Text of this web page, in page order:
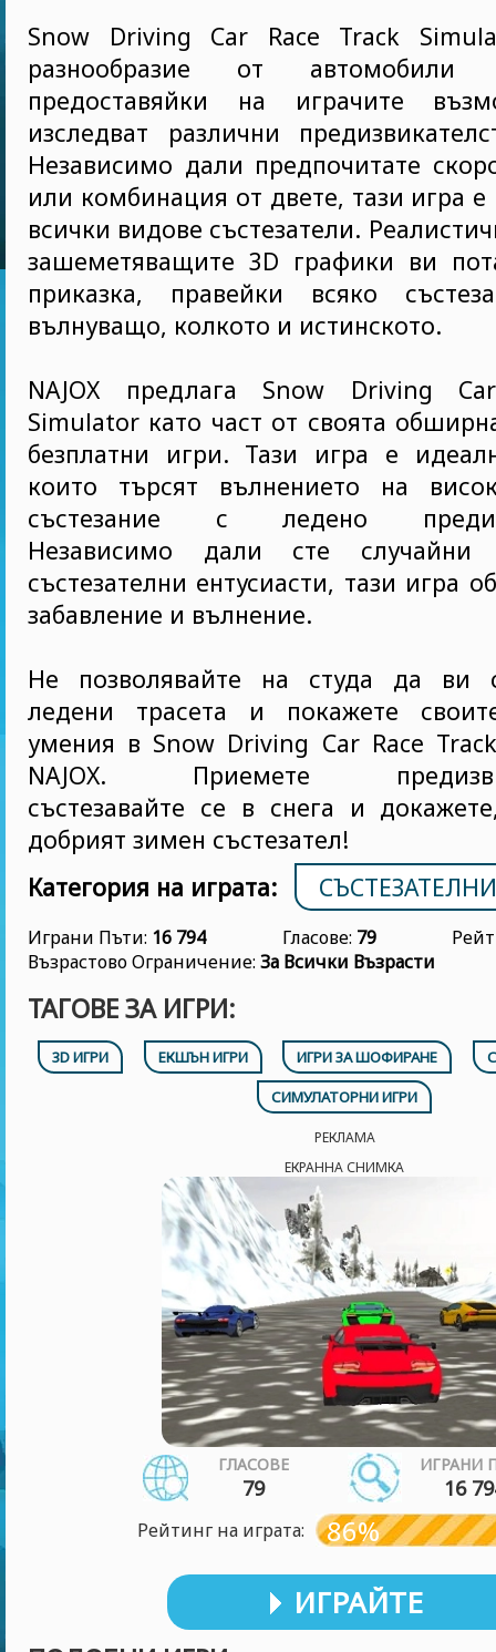
Snow Driving Car Race Track
разнообразие от
предоставяйки на играчите
изследват различни
Независимо дали предпочитате
или комбинация от двете, тази игра
всички видове състезатели.
зашеметяващите 3D графики ви
приказка, правейки всяко
вълнуващо, колкото и истинското.
NAJOX предлага Snow Driving
Simulator като част от своята
безплатни игри. Тази игра е
които търсят вълнението на
състезание с ледено
Независимо дали сте
състезателни ентусиасти, тази игра
забавление и вълнение.
Не позволявайте на студа да ви
ледени трасета и покажете
умения в Snow Driving Car Race
NAJOX. Приемете
състезавайте се в снега и
добрият зимен състезател!
Категория на играта:
Играни Пъти: 16 794 Гласове: 79
Възрастово Ограничение: За Всички Възрасти
ТАГОВЕ ЗА ИГРИ:
3D ИГРИ ЕКШЪН ИГРИ ИГРИ ЗА ШОФИРАНЕ
СИМУЛАТОРНИ ИГРИ
РЕКЛАМА
ЕКРАННА СНИМКА
ГЛАСОВЕ
79
ИГРАНИ
16
Рейтинг на играта: 86%
ИГРАЙТЕ